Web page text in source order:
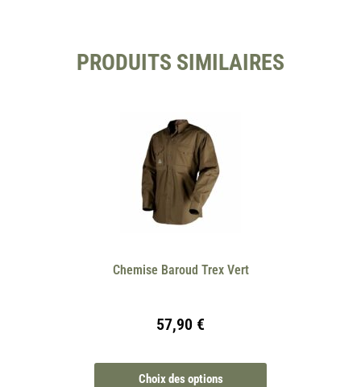
PRODUITS SIMILAIRES
Chemise Baroud Trex Vert
57,90 €
Choix des options